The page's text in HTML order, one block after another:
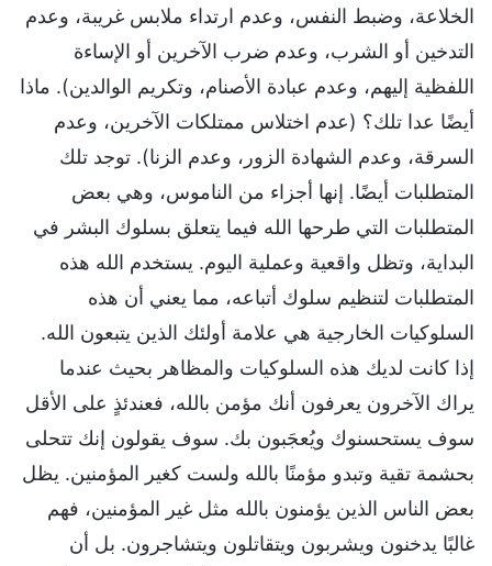
الخلاعة، وضبط النفس، وعدم ارتداء ملابس غريبة، وعدم
التدخين أو الشرب، وعدم ضرب الآخرين أو الإساءة
اللفظية إليهم، وعدم عبادة الأصنام، وتكريم الوالدين). ماذا
أيضًا عدا تلك؟ (عدم اختلاس ممتلكات الآخرين، وعدم
السرقة، وعدم الشهادة الزور، وعدم الزنا). توجد تلك
المتطلبات أيضًا. إنها أجزاء من الناموس، وهي بعض
المتطلبات التي طرحها الله فيما يتعلق بسلوك البشر في
البداية، وتظل واقعية وعملية اليوم. يستخدم الله هذه
المتطلبات لتنظيم سلوك أتباعه، مما يعني أن هذه
السلوكيات الخارجية هي علامة أولئك الذين يتبعون الله.
إذا كانت لديك هذه السلوكيات والمظاهر بحيث عندما
يراك الآخرون يعرفون أنك مؤمن بالله، فعندئذٍ على الأقل
سوف يستحسنوك ويُعجَبون بك. سوف يقولون إنك تتحلى
بحشمة تقية وتبدو مؤمنًا بالله ولست كغير المؤمنين. يظل
بعض الناس الذين يؤمنون بالله مثل غير المؤمنين، فهم
غالبًا يدخنون ويشربون ويتقاتلون ويتشاجرون. بل أن